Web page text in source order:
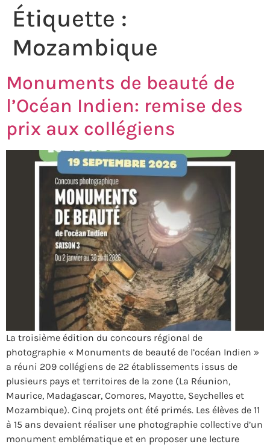
Étiquette :
Mozambique
Monuments de beauté de
l’Océan Indien: remise des
prix aux collégiens
La troisième édition du concours régional de
photographie « Monuments de beauté de l’océan Indien »
a réuni 209 collégiens de 22 établissements issus de
plusieurs pays et territoires de la zone (La Réunion,
Maurice, Madagascar, Comores, Mayotte, Seychelles et
Mozambique). Cinq projets ont été primés. Les élèves de 11
à 15 ans devaient réaliser une photographie collective d’un
monument emblématique et en proposer une lecture